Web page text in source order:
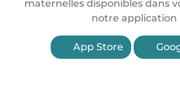
maternelles disponibles dans
notre application
App Store